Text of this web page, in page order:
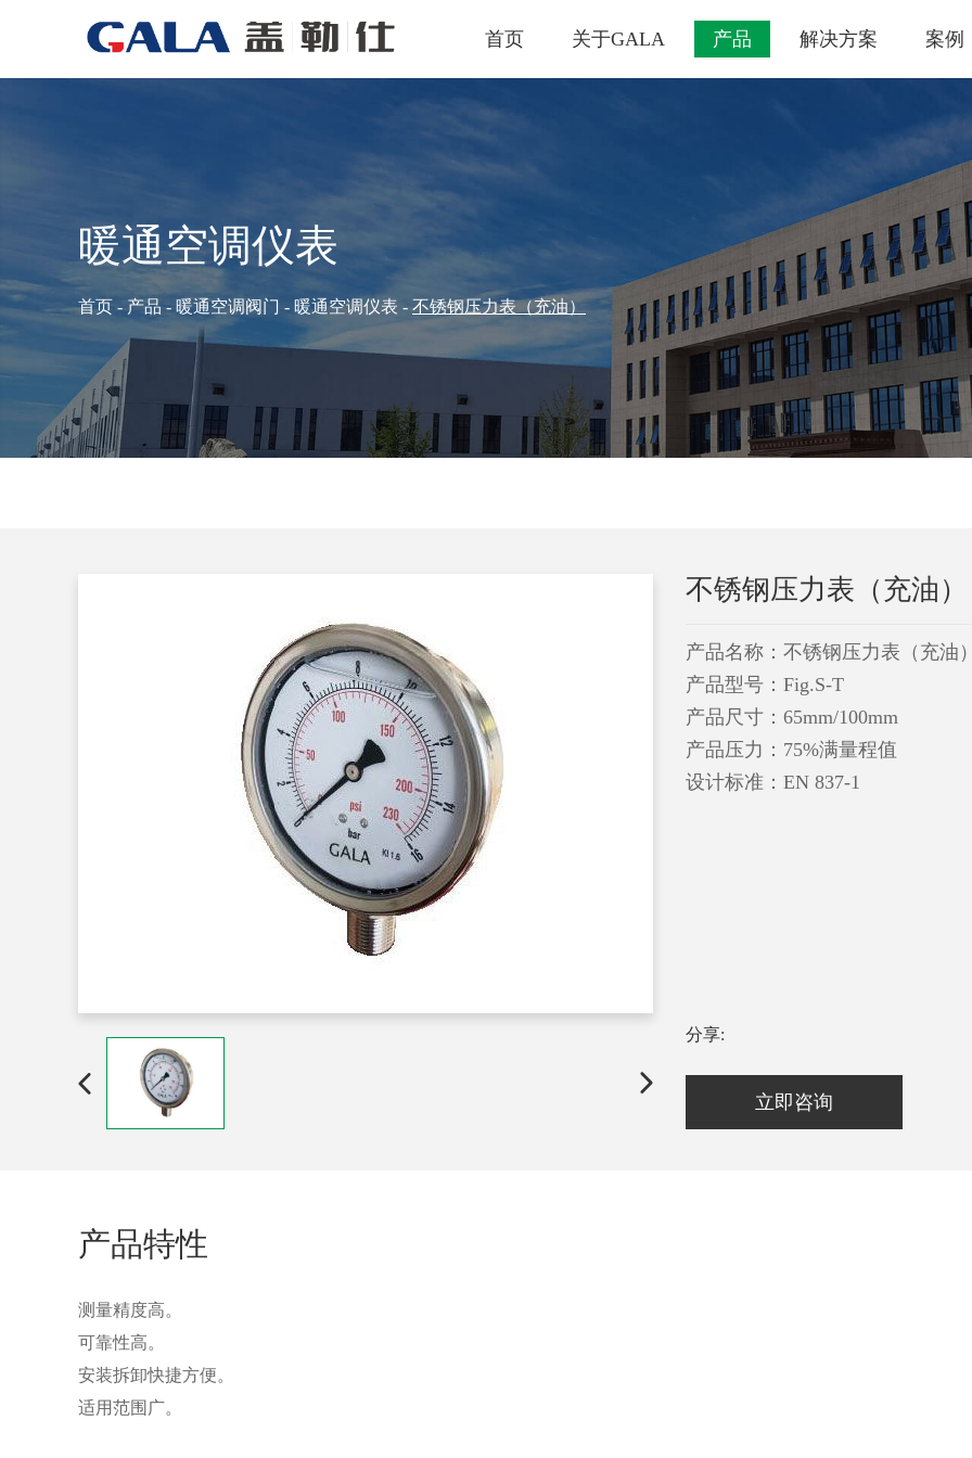
首页 关于GALA 产品 解决方案 案例
暖通空调仪表
首页 - 产品 - 暖通空调阀门 - 暖通空调仪表 - 不锈钢压力表（充油）
不锈钢压力表（充油）
产品名称：不锈钢压力表（充油
产品型号：Fig.S-T
产品尺寸：65mm/100mm
产品压力：75%满量程值
设计标准：EN 837-1
分享:
立即咨询
产品特性
测量精度高。
可靠性高。
安装拆卸快捷方便。
适用范围广。